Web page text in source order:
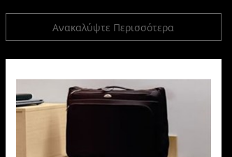
Ανακαλύψτε Περισσότερα